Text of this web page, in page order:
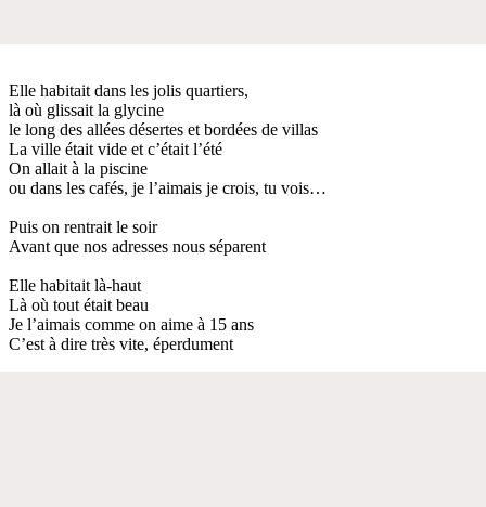
Elle habitait dans les jolis quartiers,
là où glissait la glycine
le long des allées désertes et bordées de villas
La ville était vide et c’était l’été
On allait à la piscine
ou dans les cafés, je l’aimais je crois, tu vois…
Puis on rentrait le soir
Avant que nos adresses nous séparent
Elle habitait là-haut
Là où tout était beau
Je l’aimais comme on aime à 15 ans
C’est à dire très vite, éperdument